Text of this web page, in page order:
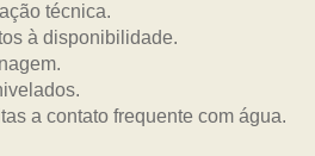
técnica.
à disponibilidade.
a contato frequente com água.